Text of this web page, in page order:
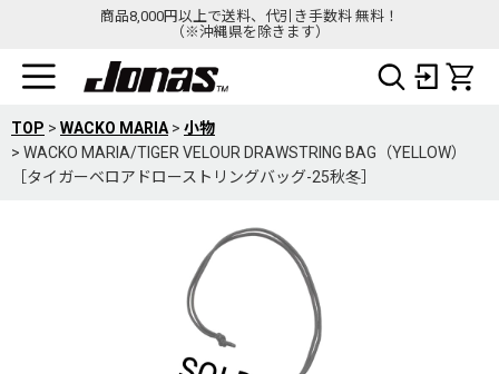
商品8,000円以上で送料、代引き手数料 無料！
（※沖縄県を除きます）
TOP > WACKO MARIA > 小物
> WACKO MARIA/TIGER VELOUR DRAWSTRING BAG（YELLOW）
［タイガーベロアドローストリングバッグ-25秋冬］